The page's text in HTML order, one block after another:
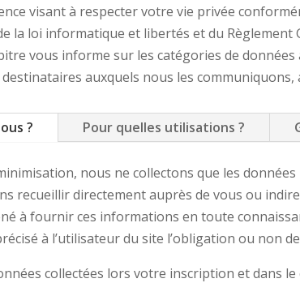
visant à respecter votre vie privée
la loi informatique et libertés et du Règlement
vous informe sur les catégories de
auxquels nous les
? Pour quelles utilisations ?
nous ne collectons que les
recueillir directement auprès de vous ou
à fournir ces informations en toute
à l’utilisateur du site l’obligation ou non
collectées lors votre inscription et dans